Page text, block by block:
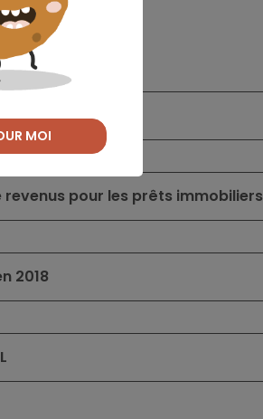
pour les prêts immobiliers
2018
MOI